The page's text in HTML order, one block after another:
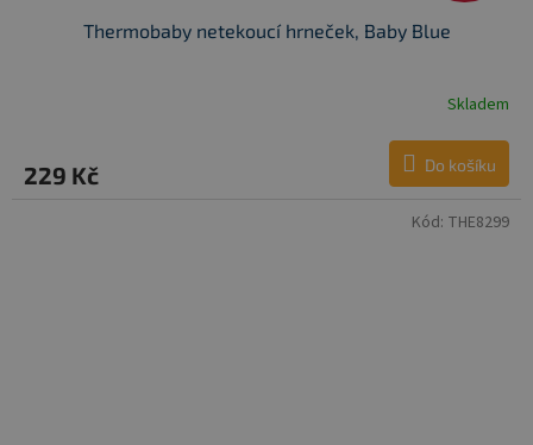
Thermobaby netekoucí hrneček, Baby Blue
Skladem
229 Kč Do košíku
Kód: THE8299